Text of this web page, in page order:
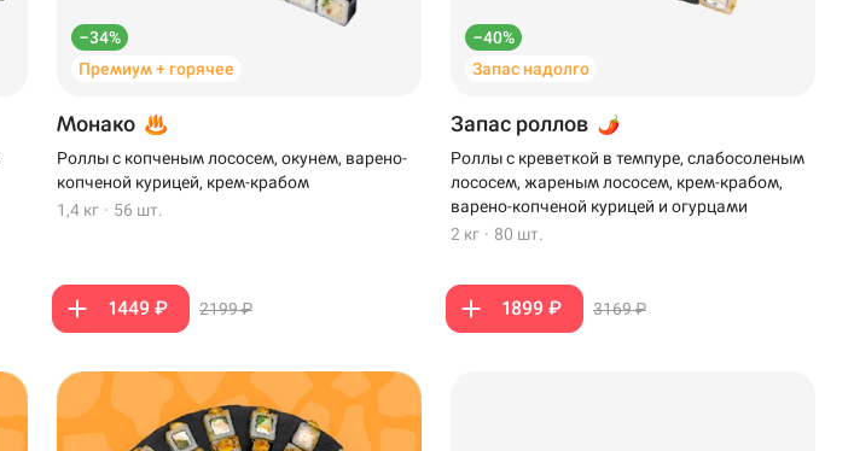
–34%
Премиум + горячее
Монако
Роллы с копченым лососем, окунем, варено-
копченой курицей, крем-крабом
1,4 кг · 56 шт.
1449 ₽ 2199 ₽
–40%
Запас надолго
Запас роллов
Роллы с креветкой в темпуре, слабосоленым
лососем, жареным лососем, крем-крабом,
варено-копченой курицей и огурцами
2 кг · 80 шт.
1899 ₽ 3169 ₽